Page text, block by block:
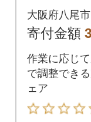
ア(ブラッ
(D200)
大阪府八尾市
寄付金額
作業に応じ
で調整でき
ェア